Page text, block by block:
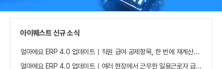
가
기
아이퀘스트 신규 소식
얼마에요 ERP 4.0 업데이트｜직원 급여 공제항목, 한 번에 재계산하세요
얼마에요 ERP 4.0 업데이트｜여러 현장에서 근무한 일용근로자 급여, 현장별로 선택 수집하세요